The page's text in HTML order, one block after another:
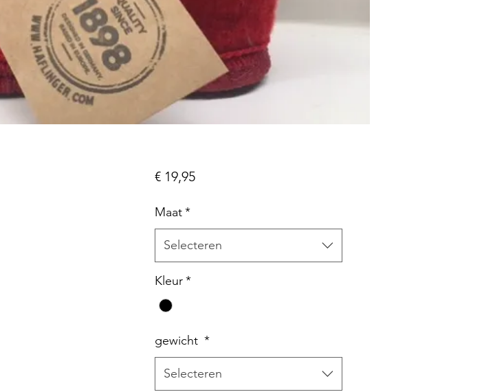
€ 19,95Prijs
Maat*
Selecteren
Kleur*
gewicht *
Selecteren